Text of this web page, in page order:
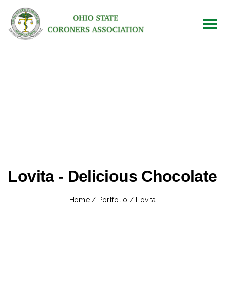
Lovita - Delicious Chocolate
Home/ Portfolio / Lovita